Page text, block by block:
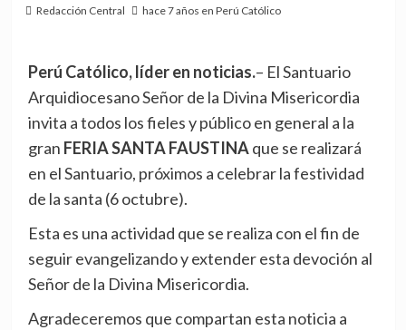
Redacción Central hace 7 años en Perú Católico
Perú Católico, líder en noticias.– El Santuario
Arquidiocesano Señor de la Divina Misericordia
invita a todos los fieles y público en general a la
gran FERIA SANTA FAUSTINAque se realizará
en el Santuario, próximos a celebrar la festividad
de la santa (6 octubre).
Esta es una actividad que se realiza con el fin de
seguir evangelizando y extender esta devoción al
Señor de la Divina Misericordia.
Agradeceremos que compartan esta noticia a